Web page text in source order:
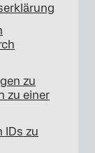
×
zu
zu einer
IDs zu